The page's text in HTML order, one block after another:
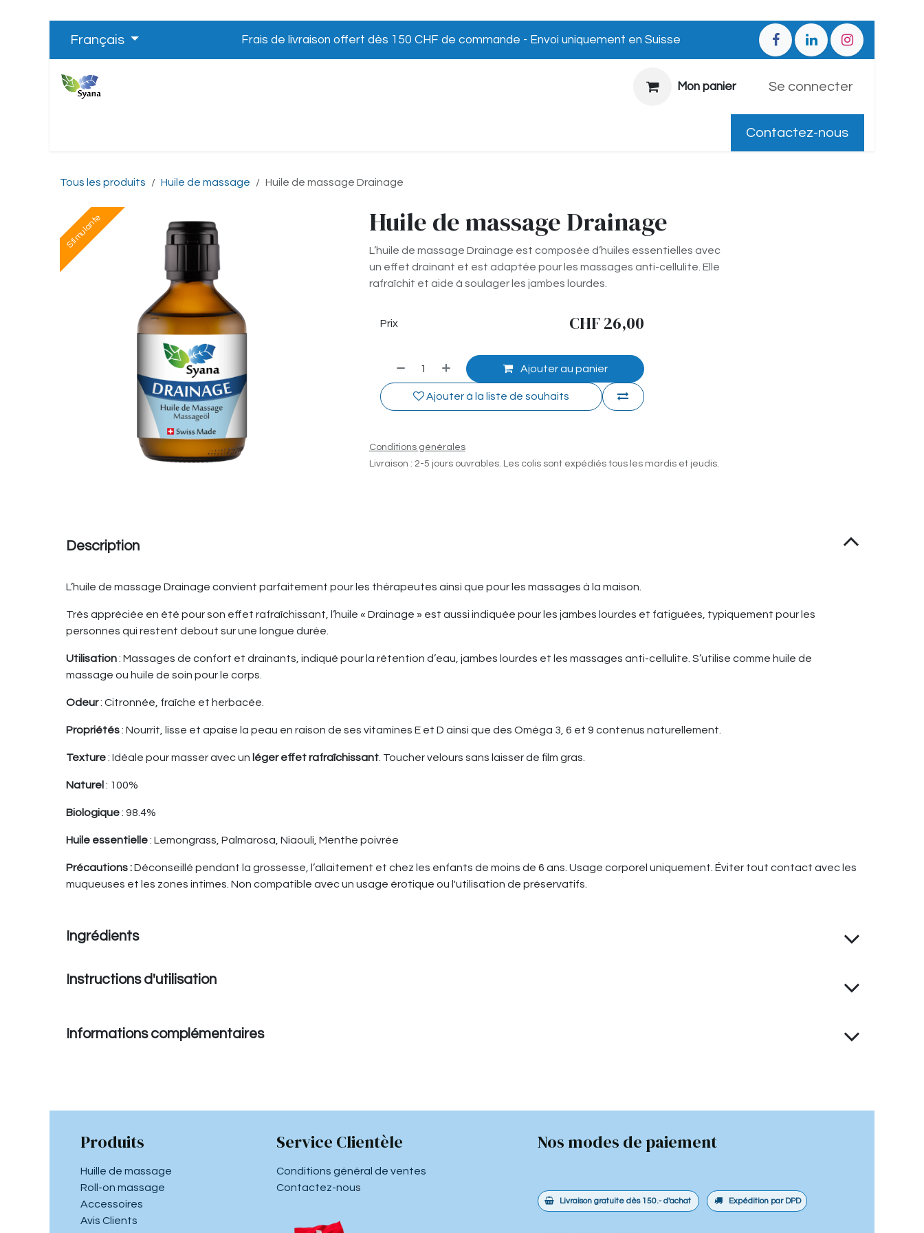
Français Frais de livraison offert dès 150 CHF de commande - Envoi uniquement en Suisse
Mon panier Se connecter
Contactez-nous
Tous les produits Huile de massage Huile de massage Drainage
Stimulante Huile de massage Drainage
L’huile de massage Drainage est composée d’huiles essentielles avec
un effet drainant et est adaptée pour les massages anti-cellulite. Elle
rafraîchit et aide à soulager les jambes lourdes.
Ajouter au panier
Ajouter à la liste de souhaits
Prix CHF26,00
Conditions générales
Livraison : 2-5 jours ouvrables. Les colis sont expédiés tous les mardis et jeudis.
Description
L’huile de massage Drainage convient parfaitement pour les thérapeutes ainsi que pour les massages à la maison.
Très appréciée en été pour son effet rafraîchissant, l’huile « Drainage » est aussi indiquée pour les jambes lourdes et fatiguées, typiquement pour les
personnes qui restent debout sur une longue durée.
Utilisation: Massages de confort et drainants, indiqué pour la rétention d’eau, jambes lourdes et les massages anti-cellulite. S’utilise comme huile de
massage ou huile de soin pour le corps.
Odeur: Citronnée, fraîche et herbacée.
Propriétés: Nourrit, lisse et apaise la peau en raison de ses vitamines E et D ainsi que des Oméga 3, 6 et 9 contenus naturellement.
Texture: Idéale pour masser avec un léger effet rafraîchissant . Toucher velours sans laisser de film gras.
Naturel : 100%
Biologique: 98.4%
Huile essentielle: Lemongrass, Palmarosa, Niaouli, Menthe poivrée
Précautions :Déconseillé pendant la grossesse, l’allaitement et chez les enfants de moins de 6 ans. Usage corporel uniquement. Éviter tout contact avec les
muqueuses et les zones intimes. Non compatible avec un usage érotique ou l'utilisation de préservatifs.
Ingrédients
Instructions d'utilisation
Informations complémentaires
Produits
Huille de massage
Roll-on massage
Accessoires
Avis Clients
Service Clientèle
Conditions général de ventes
Contactez-nous
Nos modes de paiement
Livraison gratuite dès 150.- d'achat Expédition par DPD